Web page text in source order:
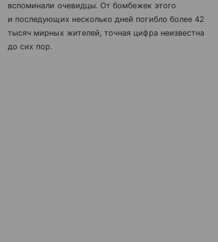
вспоминали очевидцы. От бомбежек этого
и последующих несколько дней погибло более 42
тысяч мирных жителей, точная цифра неизвестна
до сих пор.